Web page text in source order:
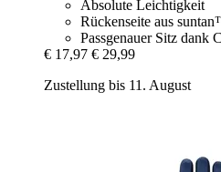
Absolute Leichtigkeit
Rückenseite aus
Passgenauer Sitz dank
€ 17,97 € 29,99
Zustellung bis 11. August